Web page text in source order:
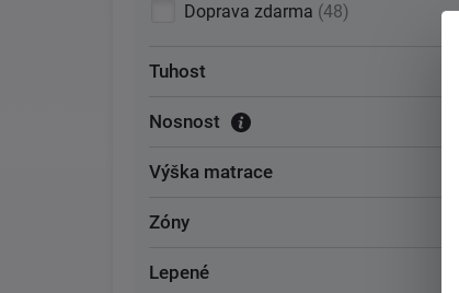
Doprava zdarma 48
Tuhost
Nosnost
Výška matrace
Zóny
Lepené